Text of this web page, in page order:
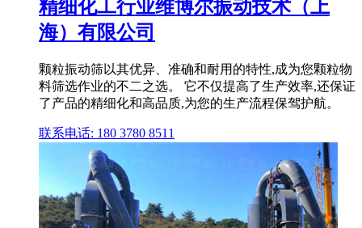
精细化工行业维博尔振动技术（上
海）有限公司
颗粒振动筛以其优异、准确和耐用的特性,成为您颗粒物
料筛选作业的不二之选。 它不仅提高了生产效率,还保证
了产品的精细化和高品质,为您的生产流程保驾护航。
联系电话: 180 3780 8511